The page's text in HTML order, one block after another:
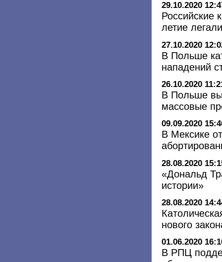
29.10.2020
Российские
летие
27.10.2020
В Польше
нападений
26.10.2020
В Польше
массовые
09.09.2020
В Мексике
28.08.2020
«Дональд
истории»
28.08.2020
нового
01.06.2020
В РПЦ